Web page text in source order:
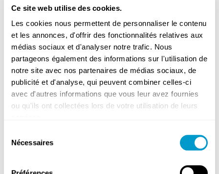
Ce site web utilise des cookies.
Les cookies nous permettent de personnaliser le contenu
et les annonces, d'offrir des fonctionnalités relatives aux
médias sociaux et d'analyser notre trafic. Nous
partageons également des informations sur l'utilisation de
notre site avec nos partenaires de médias sociaux, de
publicité et d'analyse, qui peuvent combiner celles-ci
avec d'autres informations que vous leur avez fournies
ou qu'ils ont collectées lors de votre utilisation de leurs
Nécessaires
indépendants
Cultes
Enseignement
Médical